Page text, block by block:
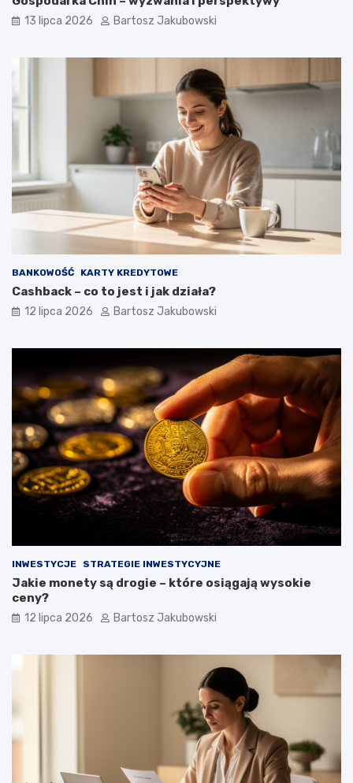
13 lipca 2026 Bartosz Jakubowski
BANKOWOŚĆ KARTY KREDYTOWE
Cashback – co to jest i jak działa?
12 lipca 2026 Bartosz Jakubowski
INWESTYCJE STRATEGIE INWESTYCYJNE
Jakie monety są drogie – które osiągają wysokie
ceny?
12 lipca 2026 Bartosz Jakubowski